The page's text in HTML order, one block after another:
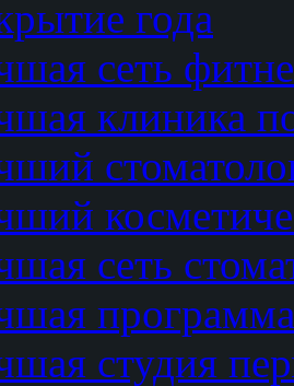
года
сеть
клиника
сеть
программа
студия